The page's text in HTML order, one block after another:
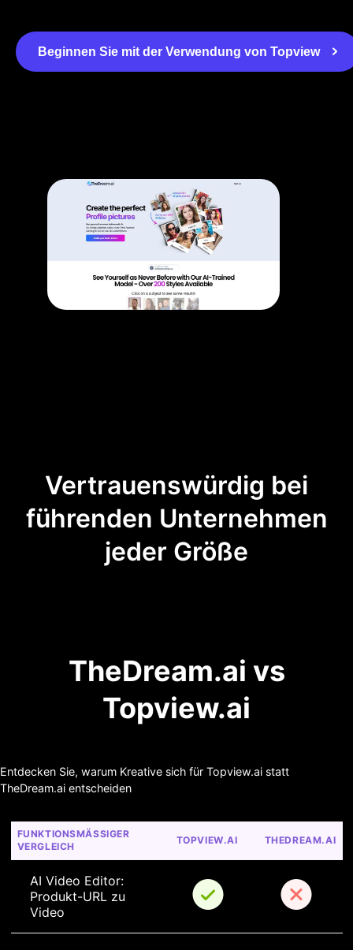
Beginnen Sie mit der Verwendung von Topview
Vertrauenswürdig bei
führenden Unternehmen
jeder Größe
TheDream.ai vs
Topview.ai
Entdecken Sie, warum Kreative sich für Topview.ai statt
TheDream.ai entscheiden
FUNKTIONSMÄSSIGER V
ERGLEICH
TOPVIEW.AI THEDREAM.AI
AI Video Editor:
Produkt-URL zu
Video